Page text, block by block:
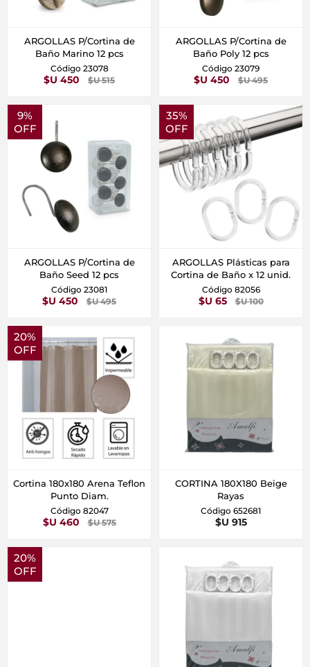
ARGOLLAS P/Cortina de
Baño Marino 12 pcs
Código 23078
$U 450 $U 515
ARGOLLAS P/Cortina de
Baño Poly 12 pcs
Código 23079
$U 450 $U 495
9%
OFF
ARGOLLAS P/Cortina de
Baño Seed 12 pcs
Código 23081
$U 450 $U 495
35%
OFF
ARGOLLAS Plásticas para
Cortina de Baño x 12 unid.
Código 82056
$U 65 $U 100
20%
OFF
Cortina 180x180 Arena Teflon
Punto Diam.
Código 82047
$U 460 $U 575
CORTINA 180X180 Beige
Rayas
Código 652681
$U 915
20%
OFF